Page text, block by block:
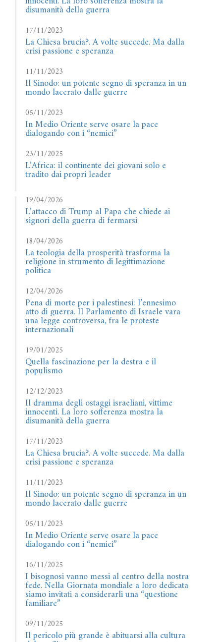
disumanità della guerra
17/11/2023
La Chiesa brucia?. A volte succede. Ma dalla
crisi passione e speranza
11/11/2023
Il Sinodo: un potente segno di speranza in un
mondo lacerato dalle guerre
05/11/2023
In Medio Oriente serve osare la pace
dialogando con i “nemici”
23/11/2025
L’Africa: il continente dei giovani solo e
tradito dai propri leader
19/04/2026
L’attacco di Trump al Papa che chiede ai
signori della guerra di fermarsi
18/04/2026
La teologia della prosperità trasforma la
religione in strumento di legittimazione
politica
12/04/2026
Pena di morte per i palestinesi: l’ennesimo
atto di guerra. Il Parlamento di Israele vara
una legge controversa, fra le proteste
internazionali
19/01/2025
Quella fascinazione per la destra e il
populismo
12/12/2023
Il dramma degli ostaggi israeliani, vittime
innocenti. La loro sofferenza mostra la
disumanità della guerra
17/11/2023
La Chiesa brucia?. A volte succede. Ma dalla
crisi passione e speranza
11/11/2023
Il Sinodo: un potente segno di speranza in un
mondo lacerato dalle guerre
05/11/2023
In Medio Oriente serve osare la pace
dialogando con i “nemici”
16/11/2025
I bisognosi vanno messi al centro della nostra
fede. Nella Giornata mondiale a loro dedicata
siamo invitati a considerarli una “questione
familiare”
09/11/2025
Il pericolo più grande è abituarsi alla cultura